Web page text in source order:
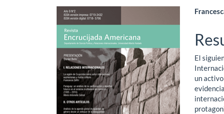
Barra
lateral
del
artículo
del
El
un